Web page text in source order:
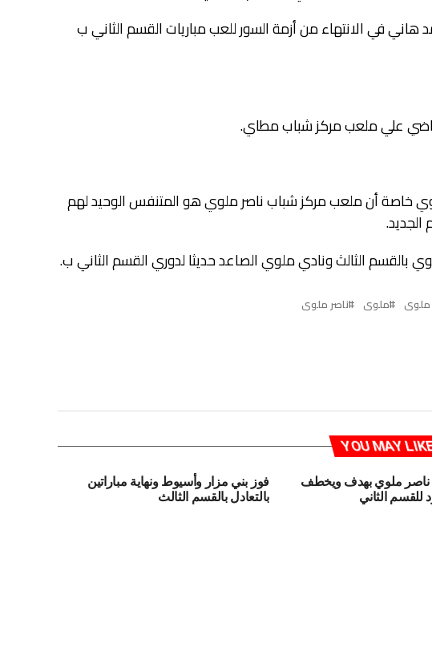
في الانتهاء من أزمة السور للعب مباريات القسم الثاني ب
علي ملعب مركز شباب مطاي.
خاصة أن ملعب مركز شباب ناصر ملوي هو المتنفس الوحيد لهم
الثالث ونادي ملوي الصاعد حديثا لدوري القسم الثاني ب.
ملوى ملوى ناصر ملوى
YOU MAY
ناصر ملوي بهدف ويخطف
للقسم الثاني
فوز بني مزار وأسيوط ونهاية مباراتين
بالتعادل بالقسم الثالث